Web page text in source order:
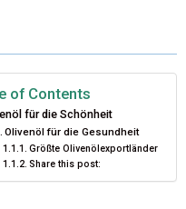
E
K
E
D
I
N
I
of Contents
für die Schönheit
Olivenöl für die Gesundheit
Größte Olivenölexportländer
Share this post: